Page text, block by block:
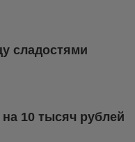
сладостями
10 тысяч рублей